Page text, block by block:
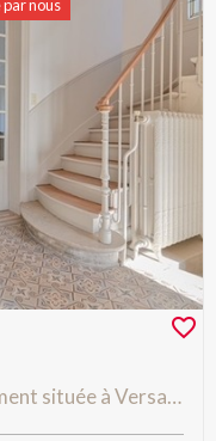
par nous
Superbe maison familiale idéalement située à Versailles